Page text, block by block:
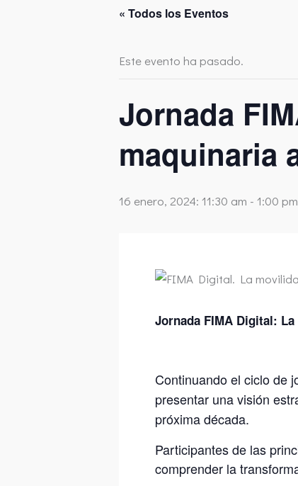
« Todos los Eventos
Este evento ha pasado.
Jornada
maquinaria
16 enero, 2024: 11:30 am - 1:00 pm
Jornada FIMA Digital:
Continuando el ciclo de
presentar una visión
próxima década.
Participantes de las
comprender la